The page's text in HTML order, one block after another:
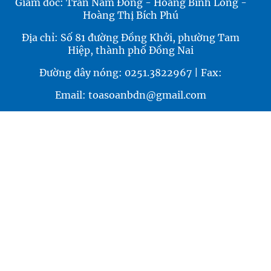
Giám đốc: Trần Nam Đông - Hoàng Bình Long -
Hoàng Thị Bích Phú
Địa chỉ: Số 81 đường Đồng Khởi, phường Tam
Hiệp, thành phố Đồng Nai
Đường dây nóng: 0251.3822967 | Fax:
Email: toasoanbdn@gmail.com